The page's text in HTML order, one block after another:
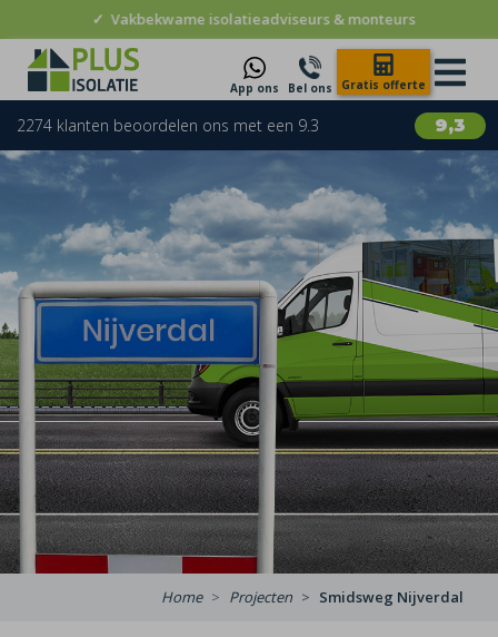
✓ Vakbekwame isolatieadviseurs & monteurs
App ons Bel ons Gratis offerte
9,3
2274 klanten beoordelen ons met een 9.3
Home Projecten Smidsweg Nijverdal